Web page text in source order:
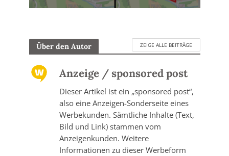
Über den Autor ZEIGE ALLE BEITRÄGE
Anzeige / sponsored post
Dieser Artikel ist ein „sponsored post“,
also eine Anzeigen-Sonderseite eines
Werbekunden. Sämtliche Inhalte (Text,
Bild und Link) stammen vom
Anzeigenkunden. Weitere
Informationen zu dieser Werbeform